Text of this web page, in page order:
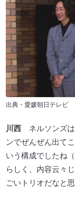
出典・愛媛朝日テレビ
川西 ネルソンズは
ンでぜんぜん出て
いう構成でしたね
らしく、内容云々
ごいトリオだなと思